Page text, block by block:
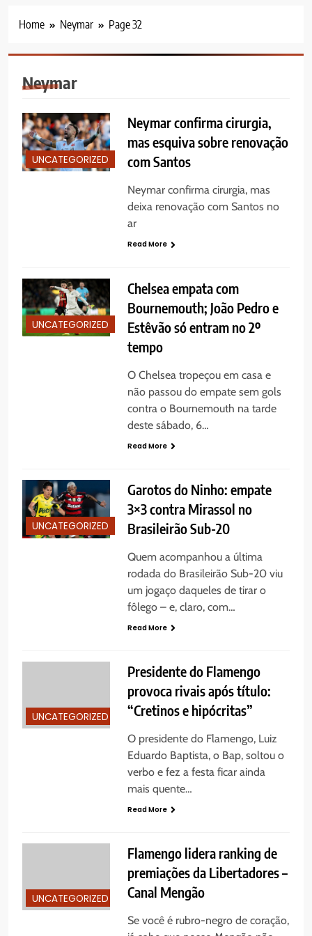
Home Neymar Page 32
Neymar
UNCATEGORIZED
Neymar confirma cirurgia,
mas esquiva sobre renovação
com Santos
Neymar confirma cirurgia, mas
deixa renovação com Santos no
ar
Read More
UNCATEGORIZED
Chelsea empata com
Bournemouth; João Pedro e
Estêvão só entram no 2º
tempo
O Chelsea tropeçou em casa e
não passou do empate sem gols
contra o Bournemouth na tarde
deste sábado, 6…
Read More
UNCATEGORIZED
Garotos do Ninho: empate
3×3 contra Mirassol no
Brasileirão Sub-20
Quem acompanhou a última
rodada do Brasileirão Sub-20 viu
um jogaço daqueles de tirar o
fôlego – e, claro, com…
Read More
UNCATEGORIZED
Presidente do Flamengo
provoca rivais após título:
“Cretinos e hipócritas”
O presidente do Flamengo, Luiz
Eduardo Baptista, o Bap, soltou o
verbo e fez a festa ficar ainda
mais quente…
Read More
UNCATEGORIZED
Flamengo lidera ranking de
premiações da Libertadores –
Canal Mengão
Se você é rubro-negro de coração,